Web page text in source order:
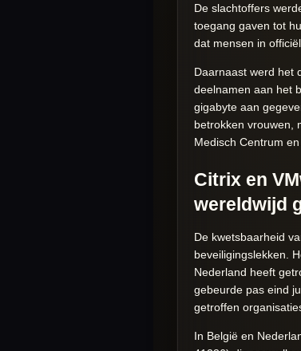
De slachtoffers
toegang gaven tot
dat mensen in
Daarnaast werd het
deelnamen aan het
gigabyte aan
betrokken vrouwen,
Medisch Centrum
Citrix en
wereldwijd
De kwetsbaarheid
beveiligingslekken.
Nederland heeft
gebeurde pas eind
getroffen
In België en